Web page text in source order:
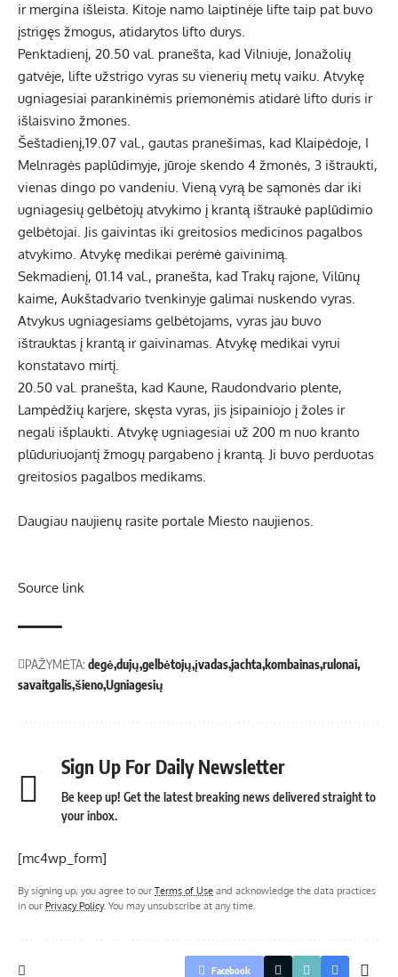
ir mergina išleista. Kitoje namo laiptinėje lifte taip pat buvo
įstrigęs žmogus, atidarytos lifto durys.
Penktadienį, 20.50 val. pranešta, kad Vilniuje, Jonažolių
gatvėje, lifte užstrigo vyras su vienerių metų vaiku. Atvykę
ugniagesiai parankinėmis priemonėmis atidarė lifto duris ir
išlaisvino žmones.
Šeštadienį,19.07 val., gautas pranešimas, kad Klaipėdoje, I
Melnragės paplūdimyje, jūroje skendo 4 žmonės, 3 ištraukti,
vienas dingo po vandeniu. Vieną vyrą be sąmonės dar iki
ugniagesių gelbėtojų atvykimo į krantą ištraukė paplūdimio
gelbėtojai. Jis gaivintas iki greitosios medicinos pagalbos
atvykimo. Atvykę medikai perėmė gaivinimą.
Sekmadienį, 01.14 val., pranešta, kad Trakų rajone, Vilūnų
kaime, Aukštadvario tvenkinyje galimai nuskendo vyras.
Atvykus ugniagesiams gelbėtojams, vyras jau buvo
ištrauktas į krantą ir gaivinamas. Atvykę medikai vyrui
konstatavo mirtį.
20.50 val. pranešta, kad Kaune, Raudondvario plente,
Lampėdžių karjere, skęsta vyras, jis įsipainiojo į žoles ir
negali išplaukti. Atvykę ugniagesiai už 200 m nuo kranto
plūduriuojantį žmogų pargabeno į krantą. Ji buvo perduotas
greitosios pagalbos medikams.
Daugiau naujienų rasite portale Miesto naujienos.
Source link
PAŽYMĖTA: degėdujų gelbėtojų įvadasjachta kombainasrulonai
savaitgalisšienoUgniagesių
Sign Up For Daily Newsletter
Be keep up! Get the latest breaking news delivered straight to
your inbox.
[mc4wp_form]
By signing up, you agree to our Terms of Use and acknowledge the data practices
in our Privacy Policy. You may unsubscribe at any time.
Facebook